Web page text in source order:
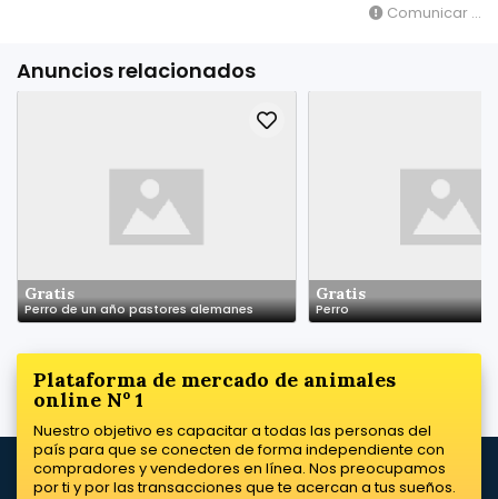
Comunicar ...
Anuncios relacionados
Gratis
Perro de un año pastores alemanes
Gratis
Perro
Plataforma de mercado de animales
online Nº 1
Nuestro objetivo es capacitar a todas las personas del
país para que se conecten de forma independiente con
compradores y vendedores en línea. Nos preocupamos
por ti y por las transacciones que te acercan a tus sueños.